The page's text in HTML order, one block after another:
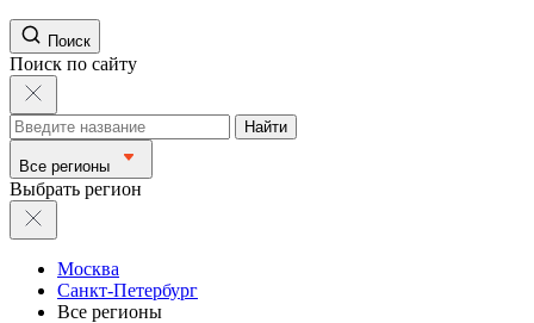
Поиск
Поиск по сайту
Найти
Все регионы
Выбрать регион
Москва
Санкт-Петербург
Все регионы